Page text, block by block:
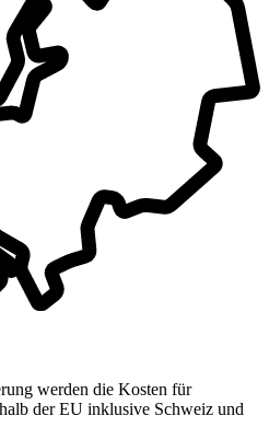
werden die Kosten für
der EU inklusive Schweiz und